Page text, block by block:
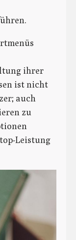
ihrer
ist nicht
auch
zu
Leistung